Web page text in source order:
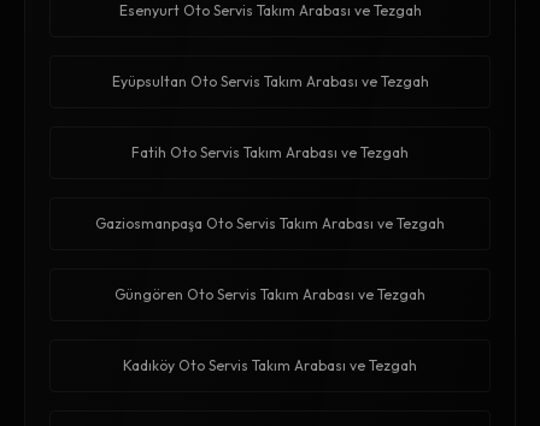
Esenyurt Oto Servis Takım Arabası ve Tezgah
Eyüpsultan Oto Servis Takım Arabası ve Tezgah
Fatih Oto Servis Takım Arabası ve Tezgah
Gaziosmanpaşa Oto Servis Takım Arabası ve Tezgah
Güngören Oto Servis Takım Arabası ve Tezgah
Kadıköy Oto Servis Takım Arabası ve Tezgah